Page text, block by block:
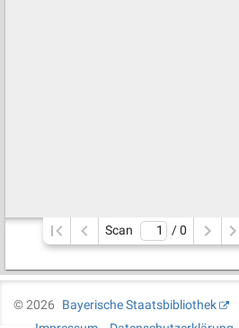
Scan / 0
©2026
Bayerische Staatsbibliothek